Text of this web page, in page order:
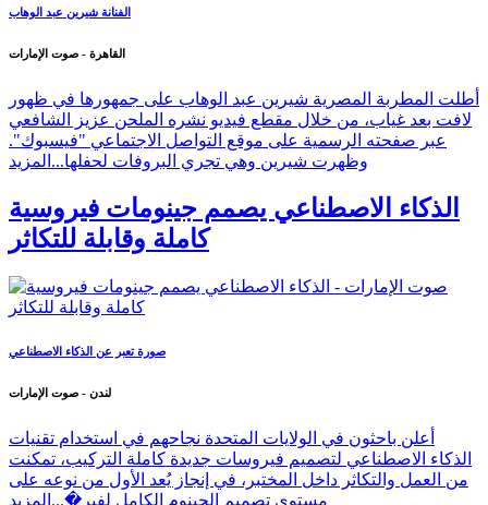
الفنانة شيرين عبد الوهاب
القاهرة - صوت الإمارات
أطلت المطربة المصرية شيرين عبد الوهاب على جمهورها في ظهور
لافت بعد غياب، من خلال مقطع فيديو نشره الملحن عزيز الشافعي
عبر صفحته الرسمية على موقع التواصل الاجتماعي "فيسبوك".
وظهرت شيرين وهي تجري البروفات لحفلها... المزيد
الذكاء الاصطناعي يصمم جينومات فيروسية
كاملة وقابلة للتكاثر
صورة تعبر عن الذكاء الاصطناعي
لندن - صوت الإمارات
أعلن باحثون في الولايات المتحدة نجاحهم في استخدام تقنيات
الذكاء الاصطناعي لتصميم فيروسات جديدة كاملة التركيب، تمكنت
من العمل والتكاثر داخل المختبر، في إنجاز يُعد الأول من نوعه على
مستوى تصميم الجينوم الكامل لفير�... المزيد